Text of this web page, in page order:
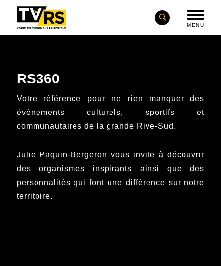
MENU
RS360
Votre référence pour ne rien manquer des
événements culturels, sportifs et
communautaires de la grande Rive-Sud.
Julie Paquin-Bergeron vous invite à découvrir
des organismes inspirants ainsi que des
personnalités qui font une différence sur notre
territoire.